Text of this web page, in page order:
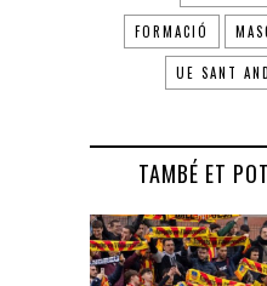
FORMACIÓ
UE SANT
TAMBÉ ET